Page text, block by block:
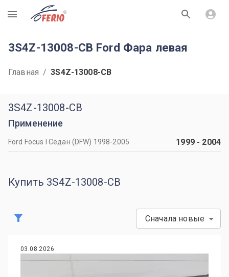
R
3S4Z-13008-CB Ford Фара левая
Главная / 3S4Z-13008-CB
3S4Z-13008-CB
Применение
Ford Focus I Седан (DFW) 1998-2005 1999- 2004
Купить 3S4Z-13008-CB
Сначала новые
03.08.2026